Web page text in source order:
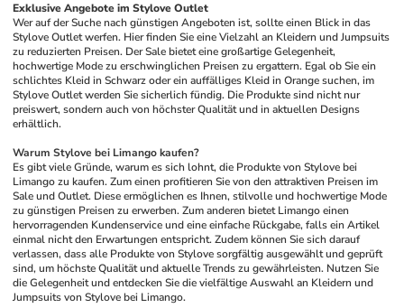
Exklusive Angebote im Stylove Outlet
Wer auf der Suche nach günstigen Angeboten ist, sollte einen Blick in das
Stylove Outlet werfen. Hier finden Sie eine Vielzahl an Kleidern und Jumpsuits
zu reduzierten Preisen. Der Sale bietet eine großartige Gelegenheit,
hochwertige Mode zu erschwinglichen Preisen zu ergattern. Egal ob Sie ein
schlichtes Kleid in Schwarz oder ein auffälliges Kleid in Orange suchen, im
Stylove Outlet werden Sie sicherlich fündig. Die Produkte sind nicht nur
preiswert, sondern auch von höchster Qualität und in aktuellen Designs
erhältlich.
Warum Stylove bei Limango kaufen?
Es gibt viele Gründe, warum es sich lohnt, die Produkte von Stylove bei
Limango zu kaufen. Zum einen profitieren Sie von den attraktiven Preisen im
Sale und Outlet. Diese ermöglichen es Ihnen, stilvolle und hochwertige Mode
zu günstigen Preisen zu erwerben. Zum anderen bietet Limango einen
hervorragenden Kundenservice und eine einfache Rückgabe, falls ein Artikel
einmal nicht den Erwartungen entspricht. Zudem können Sie sich darauf
verlassen, dass alle Produkte von Stylove sorgfältig ausgewählt und geprüft
sind, um höchste Qualität und aktuelle Trends zu gewährleisten. Nutzen Sie
die Gelegenheit und entdecken Sie die vielfältige Auswahl an Kleidern und
Jumpsuits von Stylove bei Limango.